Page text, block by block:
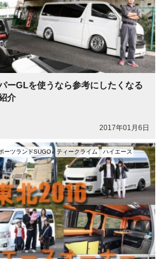
ーGLを使うなら参考にしたくなる
介
2017年01月6日
ーツランドSUGO ティークライム ハイエース